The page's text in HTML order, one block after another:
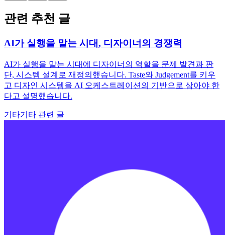
관련 추천 글
AI가 실행을 맡는 시대, 디자이너의 경쟁력
AI가 실행을 맡는 시대에 디자이너의 역할을 문제 발견과 판
단, 시스템 설계로 재정의했습니다. Taste와 Judgement를 키우
고 디자인 시스템을 AI 오케스트레이션의 기반으로 삼아야 한
다고 설명했습니다.
기타기타 관련 글